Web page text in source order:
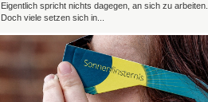
Eigentlich spricht nichts dagegen, an sich zu arbeiten.
Doch viele setzen sich in...